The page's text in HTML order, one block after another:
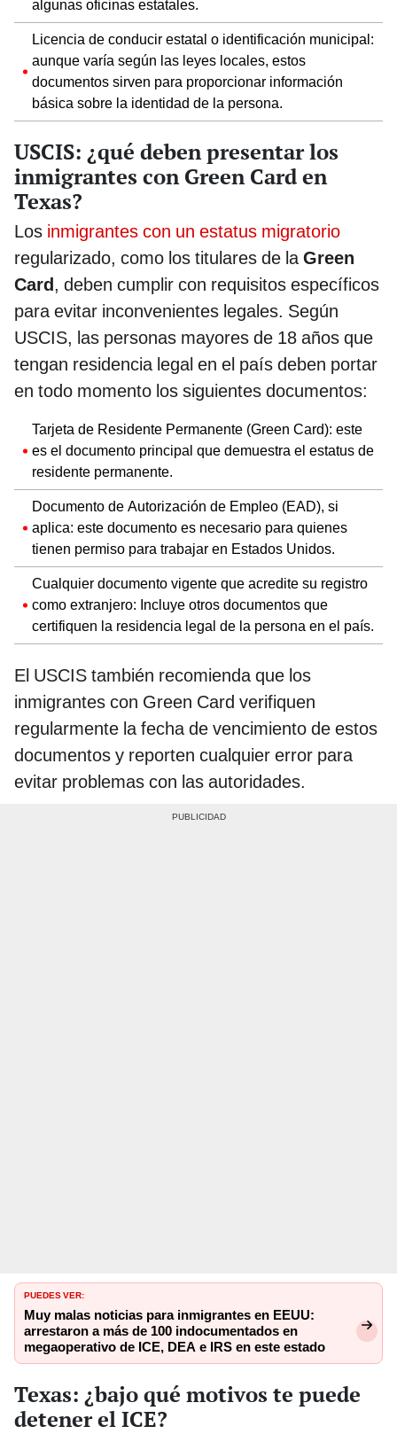
algunas oficinas estatales.
Licencia de conducir estatal o identificación municipal:
aunque varía según las leyes locales, estos
documentos sirven para proporcionar información
básica sobre la identidad de la persona.
USCIS: ¿qué deben presentar los
inmigrantes con Green Card en
Texas?
Los inmigrantes con un estatus migratorio
regularizado, como los titulares de laGreen
Card, deben cumplir con requisitos específicos
para evitar inconvenientes legales. Según
USCIS, las personas mayores de 18 años que
tengan residencia legal en el país deben portar
en todo momento los siguientes documentos:
Tarjeta de Residente Permanente (Green Card): este
es el documento principal que demuestra el estatus de
residente permanente.
Documento de Autorización de Empleo (EAD), si
aplica: este documento es necesario para quienes
tienen permiso para trabajar en Estados Unidos.
Cualquier documento vigente que acredite su registro
como extranjero: Incluye otros documentos que
certifiquen la residencia legal de la persona en el país.
El USCIS también recomienda que los
inmigrantes con Green Card verifiquen
regularmente la fecha de vencimiento de estos
documentos y reporten cualquier error para
evitar problemas con las autoridades.
PUEDES VER:
Muy malas noticias para inmigrantes en EEUU:
arrestaron a más de 100 indocumentados en
megaoperativo de ICE, DEA e IRS en este estado
Texas: ¿bajo qué motivos te puede
detener el ICE?